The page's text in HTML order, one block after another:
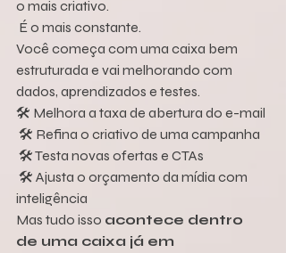
o mais criativo.
É o mais constante.
Você começa com uma caixa bem
estruturada e vai melhorando com
dados, aprendizados e testes.
🛠️ Melhora a taxa de abertura do e-mail
🛠️ Refina o criativo de uma campanha
🛠️ Testa novas ofertas e CTAs
🛠️ Ajusta o orçamento da mídia com
inteligência
Mas tudo isso acontece dentro
de uma caixa já em